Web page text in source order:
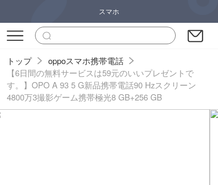
スマホ
トップ
oppoスマホ携帯電話
【6日間の無料サービスは59元のいいプレゼントで
す。】OPO A 93 5 G新品携帯電話90 Hzスクリーン
4800万3撮影ゲーム携帯極光8 GB+256 GB